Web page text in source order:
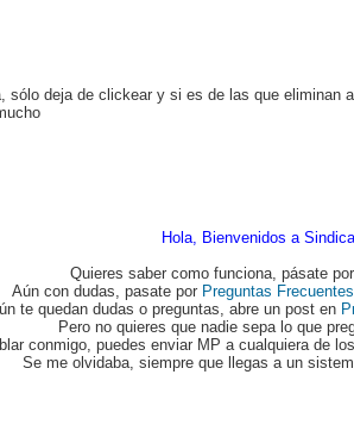
sólo deja de clickear y si es de las que eliminan
Hola, Bienvenidos a
Quieres saber como funciona, pásate
Aún con dudas, pasate por Preguntas Frecuentes
te quedan dudas o preguntas, abre un post en
Pero no quieres que nadie sepa lo que
conmigo, puedes enviar MP a cualquiera de
Se me olvidaba, siempre que llegas a un